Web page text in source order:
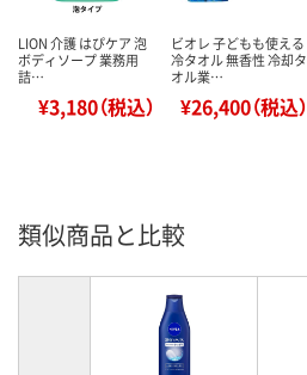
LION 介護 はぴケア 泡
ボディソープ 業務用
詰…
¥3,180（税込）
ビオレ 子どもも使える
冷タオル 無香性 冷却タ
オル業…
¥26,400（税込）
類似商品と比較